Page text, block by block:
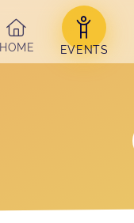
HOME
EVENTS